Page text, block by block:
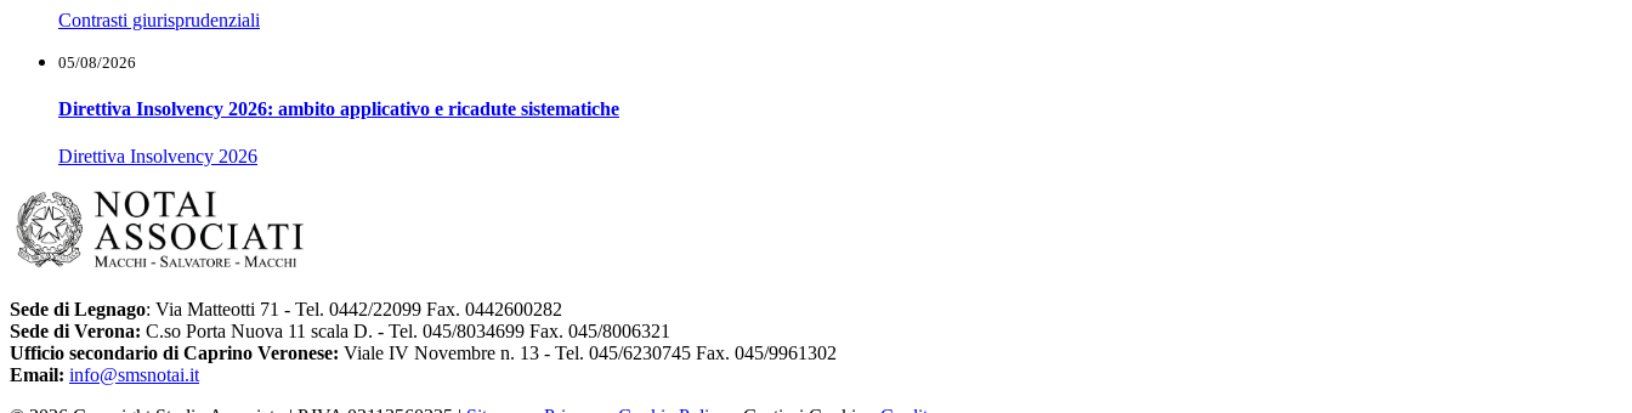
Contrasti giurisprudenziali
05/08/2026
Direttiva Insolvency 2026: ambito applicativo e ricadute sistematiche
Direttiva Insolvency 2026
Sede di Legnago: Via Matteotti 71 - Tel. 0442/22099 Fax. 0442600282
Sede di Verona: C.so Porta Nuova 11 scala D. - Tel. 045/8034699 Fax. 045/8006321
Ufficio secondario di Caprino Veronese: Viale IV Novembre n. 13 - Tel. 045/6230745 Fax. 045/9961302
Email: info@smsnotai.it